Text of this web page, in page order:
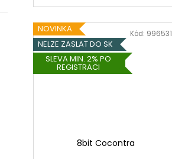
NOVINKA
NELZE ZASLAT DO SK
SLEVA MIN. 2% PO
REGISTRACI
8bit Cocontra
Kód: 996531